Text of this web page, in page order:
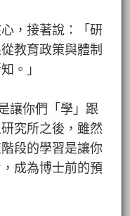
，接著說：「研
教育政策與體制
。」
讓你們「學」跟
究所之後，雖然
段的學習是讓你
成為博士前的預